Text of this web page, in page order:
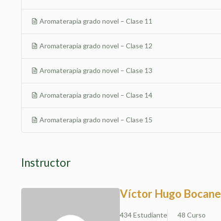
Aromaterapia grado novel – Clase 11
Aromaterapia grado novel – Clase 12
Aromaterapia grado novel – Clase 13
Aromaterapia grado novel – Clase 14
Aromaterapia grado novel – Clase 15
Instructor
Víctor Hugo
434 Estudiante 48 Curso